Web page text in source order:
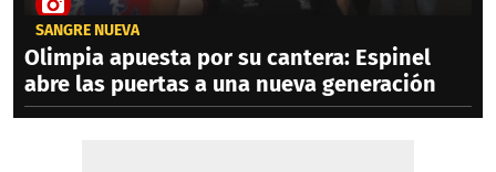
SANGRE NUEVA
Olimpia apuesta por su cantera: Espinel
abre las puertas a una nueva generación